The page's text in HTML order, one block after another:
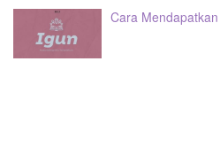
Cara